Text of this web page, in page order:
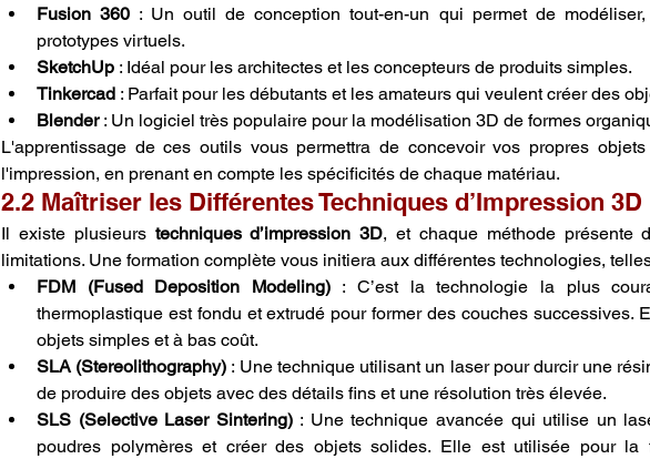
Fusion 360 : Un outil de conception tout-en-un qui permet de
prototypes virtuels.
SketchUp : Idéal pour les architectes et les concepteurs de produits simples.
Tinkercad : Parfait pour les débutants et les amateurs qui veulent créer des
Blender : Un logiciel très populaire pour la modélisation 3D de formes
L'apprentissage de ces outils vous permettra de concevoir vos propres
l'impression, en prenant en compte les spécificités de chaque matériau.
2.2 Maîtriser les Différentes Techniques d’Impression 3D
Il existe plusieurs techniques d’impression 3D, et chaque méthode présente
limitations. Une formation complète vous initiera aux différentes technologies,
FDM (Fused Deposition Modeling) : C’est la technologie la plus
thermoplastique est fondu et extrudé pour former des couches successives.
objets simples et à bas coût.
SLA (Stereolithography) : Une technique utilisant un laser pour durcir une
de produire des objets avec des détails fins et une résolution très élevée.
SLS (Selective Laser Sintering) : Une technique avancée qui utilise un
poudres polymères et créer des objets solides. Elle est utilisée pour la